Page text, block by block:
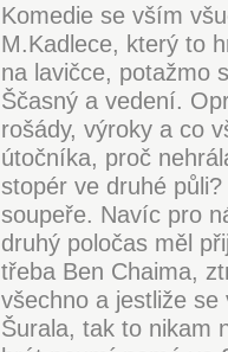
Komedie se vším
M.Kadlece, který to
na lavičce, potažmo
Ščasný a vedení.
rošády, výroky a co
útočníka, proč
stopér ve druhé
soupeře. Navíc pro
druhý poločas měl
třeba Ben Chaima,
všechno a jestliže
Šurala, tak to nikam